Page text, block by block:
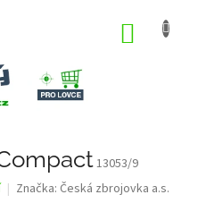
13053/9
Značka: Česká zbrojovka a.s.